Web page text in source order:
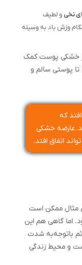
نخیو لطیف
وزش باد به وسیله
از خشکی پوست کمک
تا پوستی سالم و
که
عارضه خشکی
اتفاق افتد.
مثال ممکن است
اما گاهی هم این
باتوجه‌به شدت
و محیط زندگی